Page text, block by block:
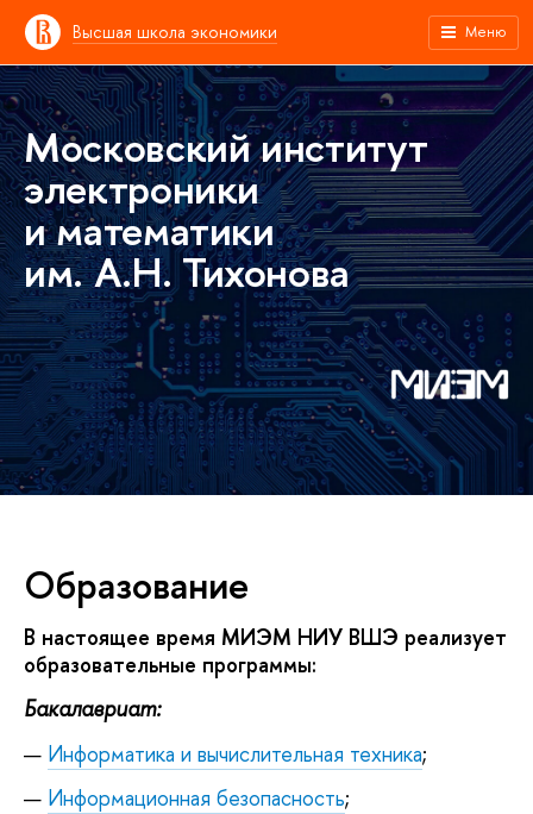
Высшая школа экономики Меню
Московский институт
электроники
и математики
им. А.Н. Тихонова
Образование
В настоящее время МИЭМ НИУ ВШЭ реализует
образовательные программы:
Бакалавриат:
Информатика и вычислительная техника;
Информационная безопасность;